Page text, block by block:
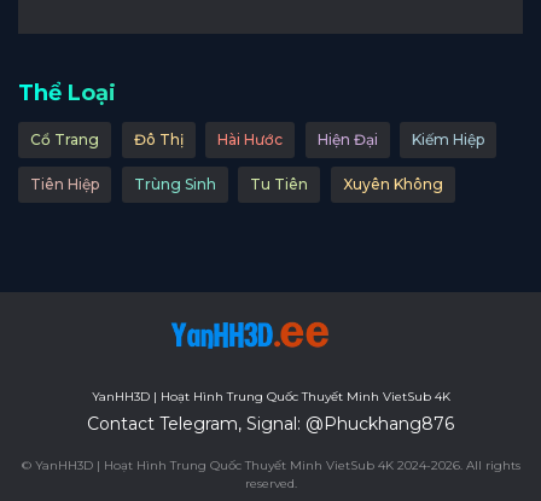
Thể Loại
Cổ Trang Đô Thị Hài Hước Hiện Đại Kiếm Hiệp
Tiên Hiệp Trùng Sinh Tu Tiên Xuyên Không
YanHH3D | Hoạt Hình Trung Quốc Thuyết Minh VietSub 4K
Contact Telegram, Signal: @Phuckhang876
© YanHH3D | Hoạt Hình Trung Quốc Thuyết Minh VietSub 4K 2024-2026. All rights
reserved.